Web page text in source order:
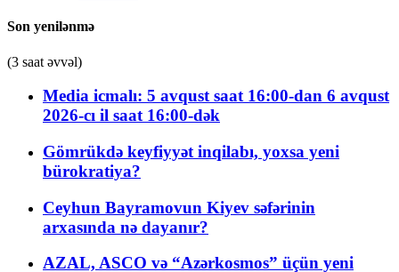
Son yenilənmə
(3 saat əvvəl)
Media icmalı: 5 avqust saat 16:00-dan 6 avqust
2026-cı il saat 16:00-dək
Gömrükdə keyfiyyət inqilabı, yoxsa yeni
bürokratiya?
Ceyhun Bayramovun Kiyev səfərinin
arxasında nə dayanır?
AZAL, ASCO və “Azərkosmos” üçün yeni